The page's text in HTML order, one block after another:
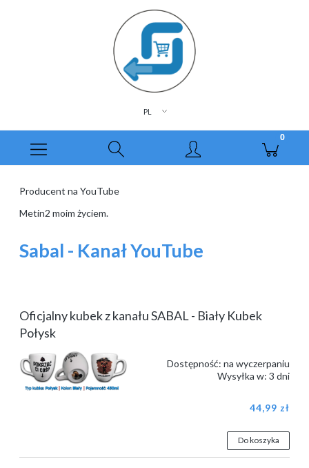
Producent na YouTube
Metin2 moim życiem.
Sabal - Kanał YouTube
Oficjalny kubek z kanału SABAL - Biały Kubek
Połysk
Dostępność: na wyczerpaniu
Wysyłka w: 3 dni
44,99 zł
Do koszyka